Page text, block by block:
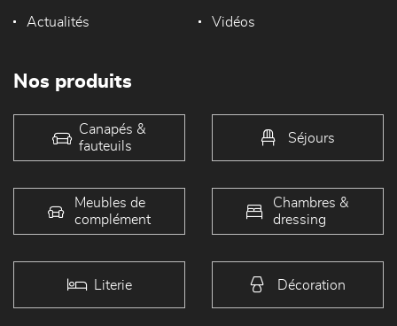
Actualités Vidéos
Nos produits
Canapés &
fauteuils
Séjours
Meubles de
complément
Chambres &
dressing
Literie Décoration